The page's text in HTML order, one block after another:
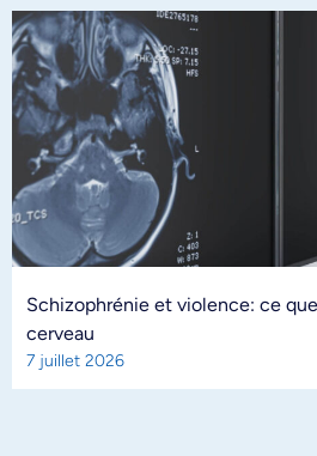
Schizophrénie et violence: ce
cerveau
7 juillet 2026